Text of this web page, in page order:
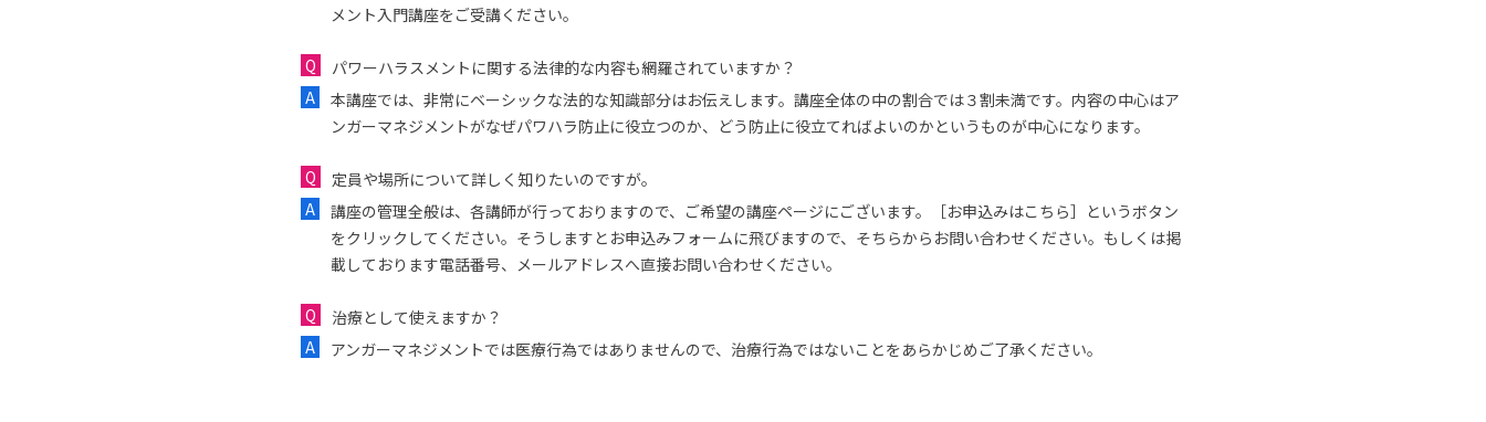
メント入門講座をご受講ください。
パワーハラスメントに関する法律的な内容も網羅されていますか？
本講座では、非常にベーシックな法的な知識部分はお伝えします。講座全体の中の割合では３割未満です。内容の中心はア
ンガーマネジメントがなぜパワハラ防止に役立つのか、どう防止に役立てればよいのかというものが中心になります。
定員や場所について詳しく知りたいのですが。
講座の管理全般は、各講師が行っておりますので、ご希望の講座ページにございます。［お申込みはこちら］というボタン
をクリックしてください。そうしますとお申込みフォームに飛びますので、そちらからお問い合わせください。もしくは掲
載しております電話番号、メールアドレスへ直接お問い合わせください。
治療として使えますか？
アンガーマネジメントでは医療行為ではありませんので、治療行為ではないことをあらかじめご了承ください。